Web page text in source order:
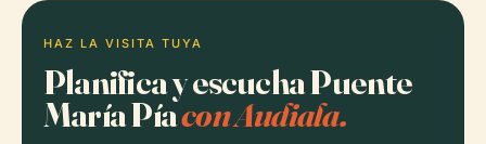
HAZ LA VISITA TUYA
Planifica y escucha Puente
María Píacon Audiala.